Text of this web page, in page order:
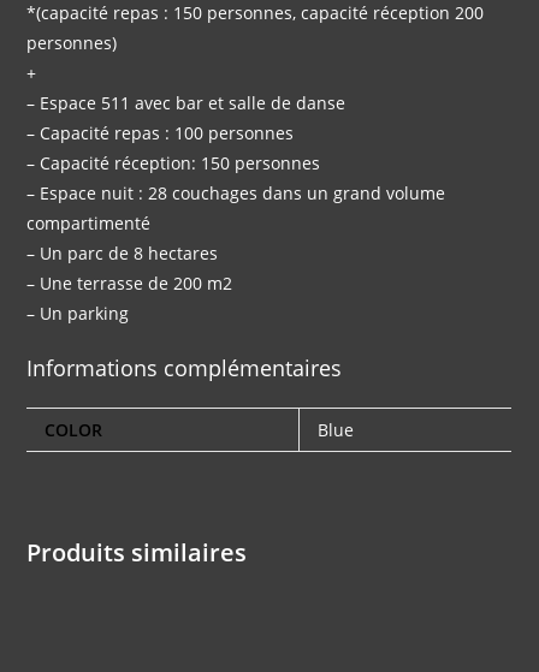
*(capacité repas : 150 personnes, capacité réception 200
personnes)
+
– Espace 511 avec bar et salle de danse
– Capacité repas : 100 personnes
– Capacité réception: 150 personnes
– Espace nuit : 28 couchages dans un grand volume
compartimenté
– Un parc de 8 hectares
– Une terrasse de 200 m2
– Un parking
Informations complémentaires
COLOR Blue
Produits similaires